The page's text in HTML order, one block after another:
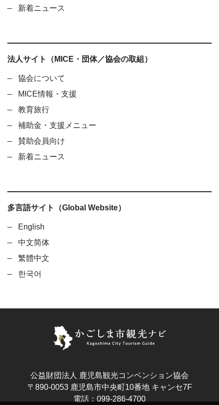
新着ニュース
法人サイト（MICE・団体／協会の取組）
協会について
MICE情報・支援
教育旅行
補助金・支援メニュー
賛助会員向け
新着ニュース
多言語サイト（Global Website）
English
中文简体
繁體中文
한국어
公益財団法人 鹿児島観光コンベンション協会
〒890-0053 鹿児島市中央町10番地 キャンセ7F
電話：099-286-4700